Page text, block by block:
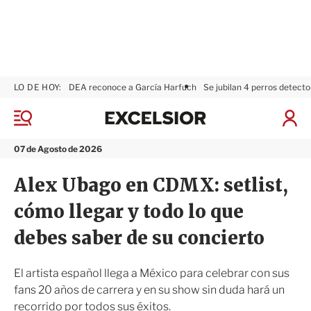
M
n
07 de Agosto de 2026
LO DE HOY: DEA reconoce a García Harfuch Se jubilan 4 perros
I
x
s
i
r
Alex Ubago en CDMX: setlist,
cómo llegar y todo lo que
debes saber de su concierto
El artista español llega a México para celebrar con sus
fans 20 años de carrera y en su show sin duda hará un
recorrido por todos sus éxitos.